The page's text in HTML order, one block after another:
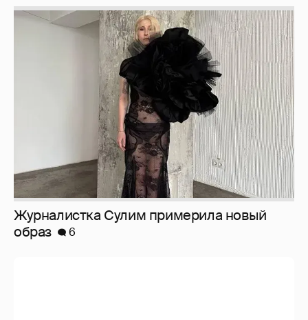
Журналистка Сулим примерила новый